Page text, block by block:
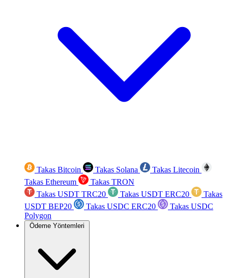
Takas Bitcoin Takas Solana
Takas Litecoin
Takas Ethereum
Takas TRON
Takas USDT TRC20
Takas USDT ERC20
Takas
USDT BEP20
Takas USDC ERC20
Takas USDC
Polygon
Ödeme Yöntemleri